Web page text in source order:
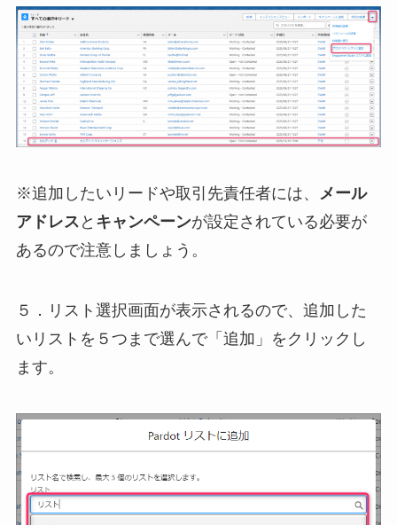
※追加したいリードや取引先責任者には、
メール
アドレス と キャンペーンが設定されている必要が
あるので注意しましょう。
５．リスト選択画面が表示されるので、追加した
いリストを５つまで選んで「追加」をクリックし
ます。